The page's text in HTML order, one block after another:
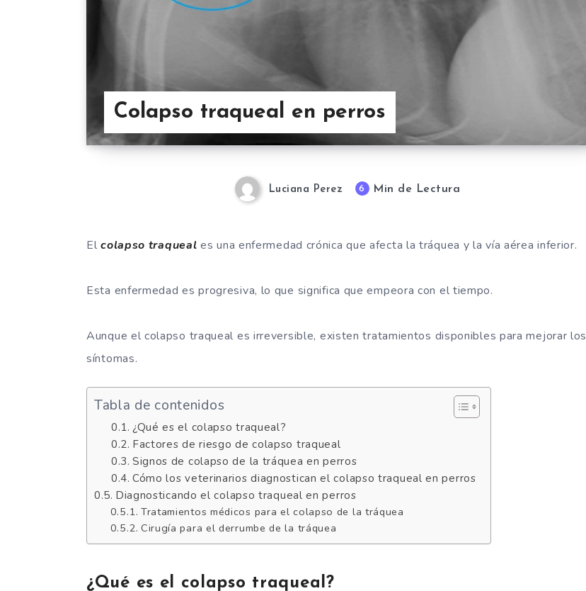
Colapso traqueal en perros
Luciana Perez 6 Min de Lectura
Elcolapso traqueal es una enfermedad crónica que afecta la tráquea y la vía aérea inferior.
Esta enfermedad es progresiva, lo que significa que empeora con el tiempo.
Aunque el colapso traqueal es irreversible, existen tratamientos disponibles para mejorar los
síntomas.
Tabla de contenidos
¿Qué es el colapso traqueal?
Factores de riesgo de colapso traqueal
Signos de colapso de la tráquea en perros
Cómo los veterinarios diagnostican el colapso traqueal en perros
Diagnosticando el colapso traqueal en perros
Tratamientos médicos para el colapso de la tráquea
Cirugía para el derrumbe de la tráquea
¿Qué es el colapso traqueal?